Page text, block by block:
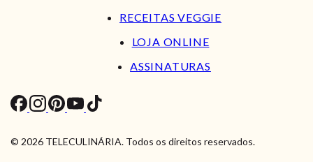
RECEITAS VEGGIE
LOJA ONLINE
ASSINATURAS
© 2026 TELECULINÁRIA. Todos os direitos reservados.